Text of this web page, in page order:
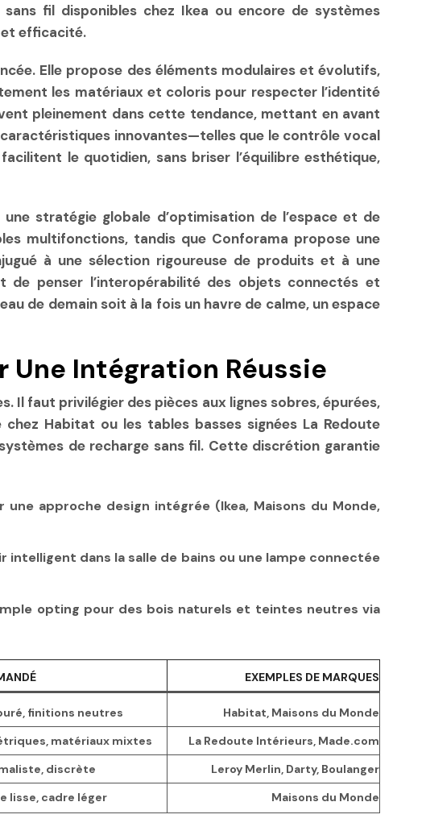
fil disponibles chez Ikea ou encore de systèmes
et efficacité.
Elle propose des éléments modulaires et évolutifs,
les matériaux et coloris pour respecter l’identité
pleinement dans cette tendance, mettant en avant
innovantes—telles que le contrôle vocal
le quotidien, sans briser l’équilibre esthétique,
stratégie globale d’optimisation de l’espace et de
multifonctions, tandis que Conforama propose une
à une sélection rigoureuse de produits et à une
de penser l’interopérabilité des objets connectés et
de demain soit à la fois un havre de calme, un espace
Une Intégration Réussie
faut privilégier des pièces aux lignes sobres, épurées,
Habitat ou les tables basses signées La Redoute
de recharge sans fil. Cette discrétion garantie
approche design intégrée (Ikea, Maisons du Monde,
dans la salle de bains ou une lampe connectée
opting pour des bois naturels et teintes neutres via
EXEMPLES DE MARQUES
finitions neutres
Habitat, Maisons du Monde
matériaux mixtes
La Redoute Intérieurs, Made.com
discrète
Leroy Merlin, Darty, Boulanger
lisse, cadre léger Maisons du Monde